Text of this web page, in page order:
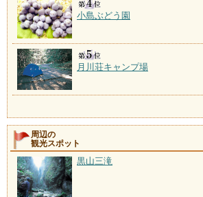
小島ぶどう園
月川荘キャンプ場
周辺の
観光スポット
黒山三滝